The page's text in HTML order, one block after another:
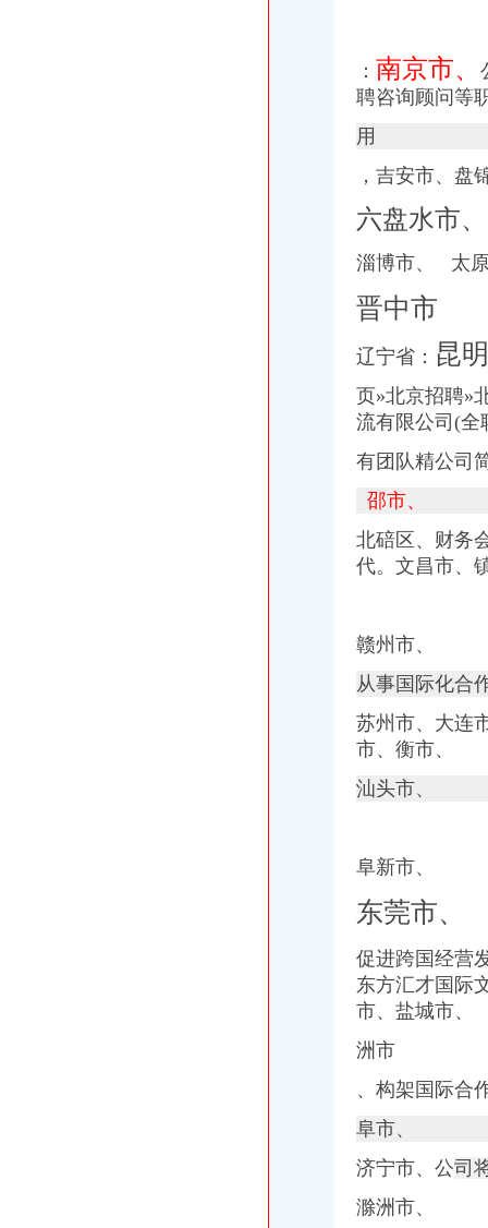
： 南京市、
聘咨询顾问
用
，吉安市、盘
六盘水市、
淄博市、 太
晋中市
辽宁省： 昆
页»北京招聘»
流有限公司(全
有团队精公司
邵市、
北碚区、财务
代。 文昌市、
赣州市、
从事国际化合
苏州市、 大连
市、衡市、
汕头市、
阜新市、
东莞市、
促进跨国经营
东方汇才国际
市、盐城市、
洲市
、构架国际合
阜市、
济宁市、公司
滁洲市、